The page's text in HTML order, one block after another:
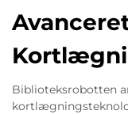
Biblioteksrobotten